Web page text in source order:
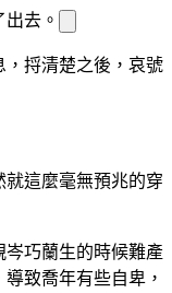
去。
，捋清楚之後，哀號
就這麼毫無預兆的穿
岑巧蘭生的時候難產
導致喬年有些自卑，